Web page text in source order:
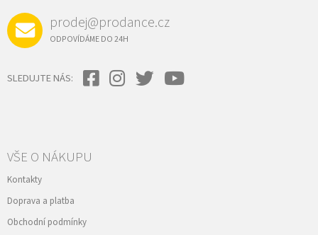
prodej@prodance.cz
ODPOVÍDÁME DO 24H
SLEDUJTE NÁS:
VŠE O NÁKUPU
Kontakty
Doprava a platba
Obchodní podmínky